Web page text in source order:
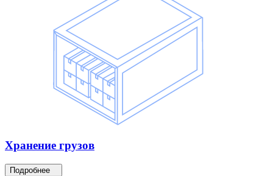
Хранение грузов
Подробнее